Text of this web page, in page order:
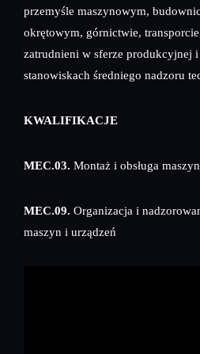
przemyśle maszynowym,
okrętowym, górnictwie,
zatrudnieni w sferze produkcyjnej i
stanowiskach średniego nadzoru
KWALIFIKACJE
MEC.03. Montaż i obsługa
MEC.09. Organizacja i
maszyn i urządzeń